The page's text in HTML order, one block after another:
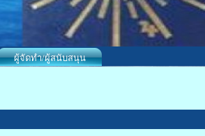
ผู้จัดทำ/ผู้สนับสนุน